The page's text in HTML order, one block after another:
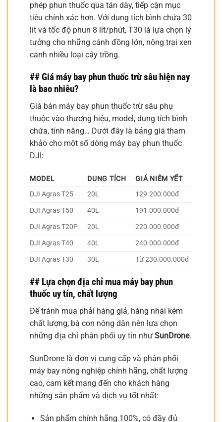
phép phun thuốc qua tán dày, tiếp cận mục
tiêu chính xác hơn. Với dung tích bình chứa 30
lít và tốc độ phun 8 lít/phút, T30 là lựa chọn lý
tưởng cho những cánh đồng lớn, nông trại xen
canh nhiều loại cây trồng.
## Giá máy bay phun thuốc trừ sâu hiện nay
là bao nhiêu?
Giá bán máy bay phun thuốc trừ sâu phụ
thuộc vào thương hiệu, model, dung tích bình
chứa, tính năng… Dưới đây là bảng giá tham
khảo cho một số dòng máy bay phun thuốc
DJI:
MODEL DUNG TÍCH
GIÁ NIÊM YẾT
DJI Agras T25
20L
129.200.000đ
DJI Agras T50
40L
191.000.000đ
DJI Agras T20P
20L
220.000.000đ
DJI Agras T40
40L
240.000.000đ
DJI Agras T30
30L Từ 230.000.000đ
## Lựa chọn địa chỉ mua máy bay phun
thuốc uy tín, chất lượng
Để tránh mua phải hàng giả, hàng nhái kém
chất lượng, bà con nông dân nên lựa chọn
những địa chỉ phân phối uy tín như SunDrone.
SunDrone là đơn vị cung cấp và phân phối
máy bay nông nghiệp chính hãng, chất lượng
cao, cam kết mang đến cho khách hàng
những sản phẩm và dịch vụ tốt nhất:
Sản phẩm chính hãng 100%, có đầy đủ